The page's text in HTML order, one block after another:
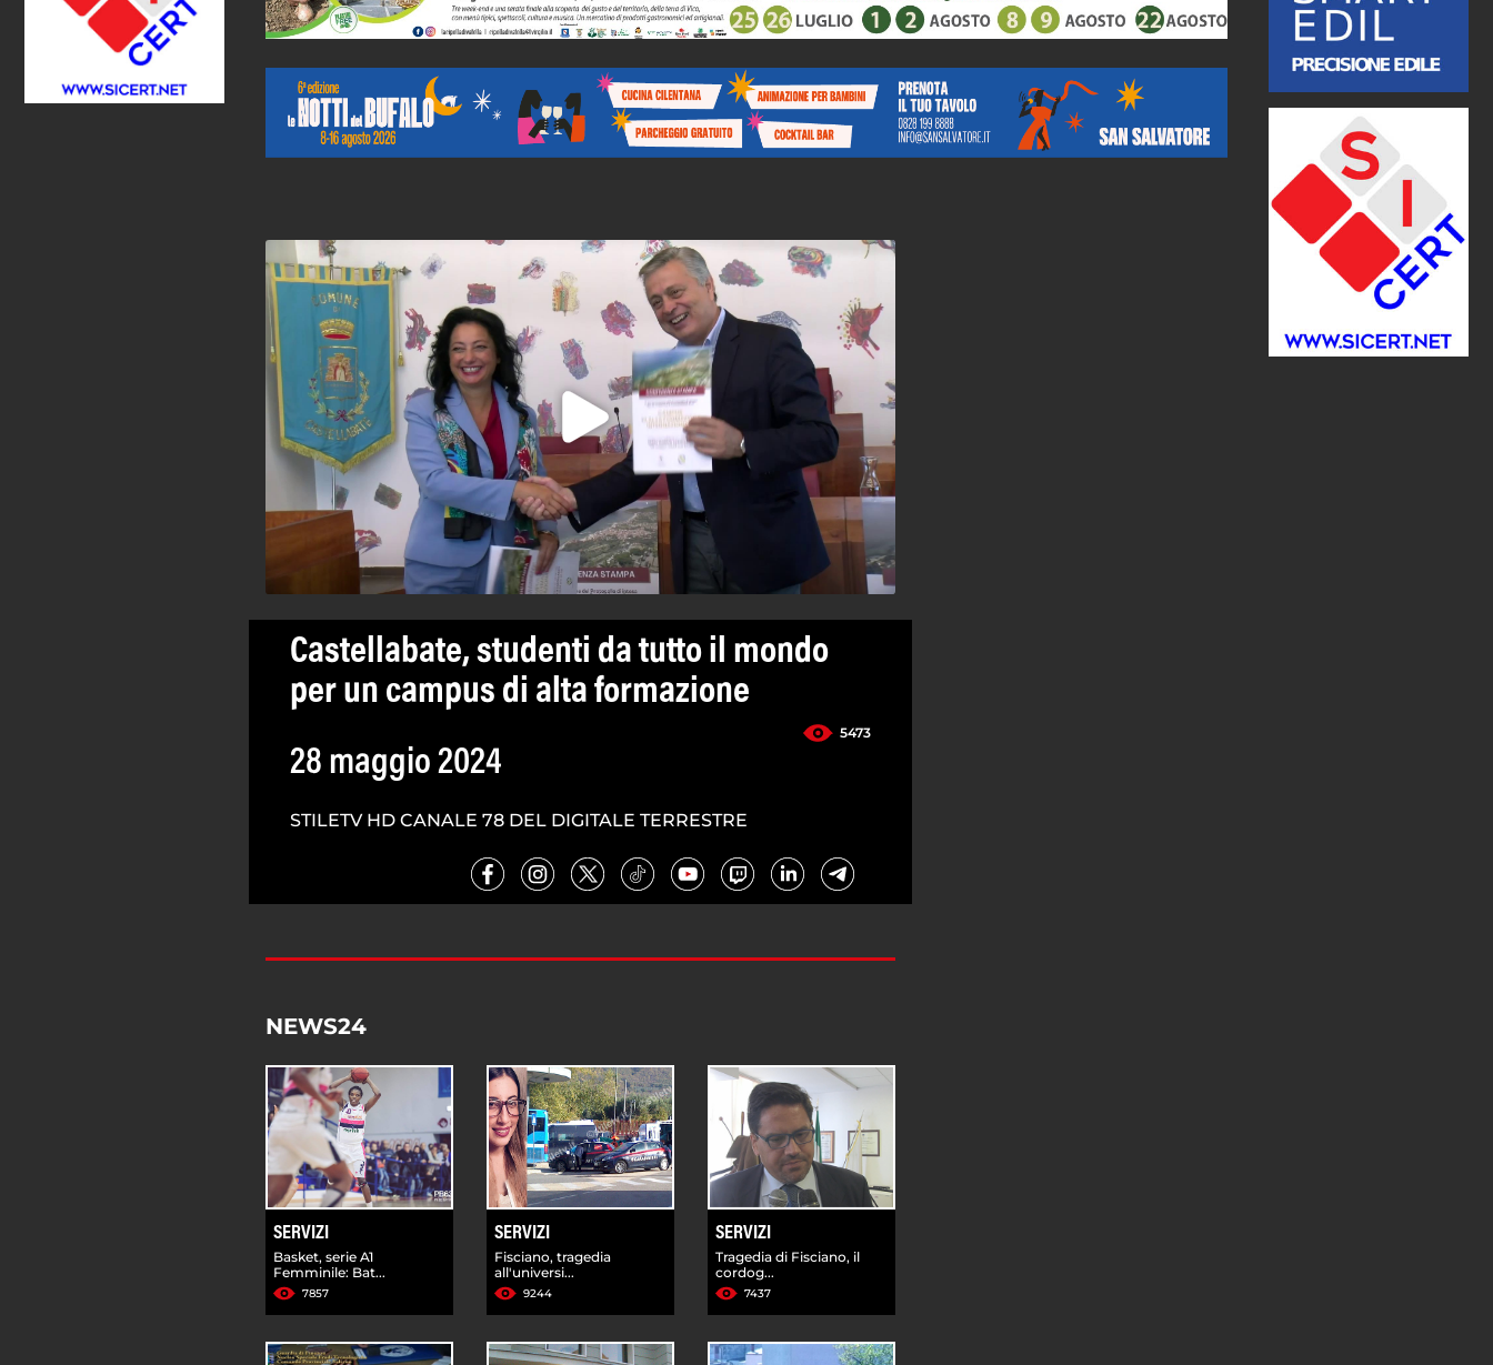
Castellabate, studenti da tutto il mondo
per un campus di alta formazione
5473
28 maggio 2024
STILETV HD CANALE 78 DEL DIGITALE TERRESTRE
NEWS24
SERVIZI
Basket, serie A1
Femminile: Bat...
7857
SERVIZI
Fisciano, tragedia
all'universi...
9244
SERVIZI
Tragedia di Fisciano, il
cordog...
7437